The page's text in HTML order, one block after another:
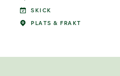
SKICK
PLATS & FRAKT